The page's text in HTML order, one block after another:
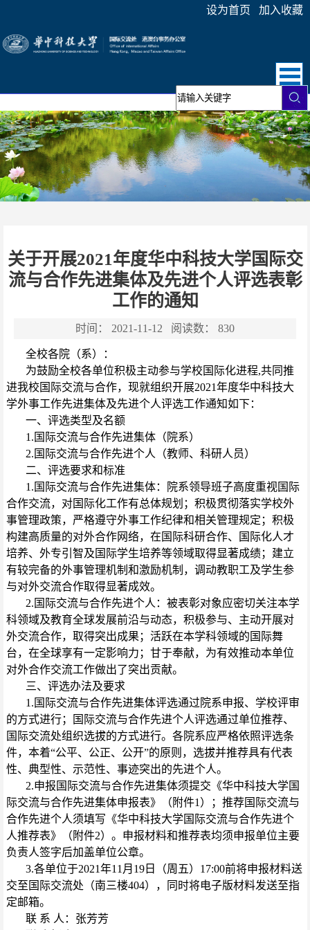
设为首页 加入收藏
关于开展2021年度华中科技大学国际交
流与合作先进集体及先进个人评选表彰
工作的通知
时间： 2021-11-12 阅读数：830
全校各院（系）：
为鼓励全校各单位积极主动参与学校国际化进程,共同推
进我校国际交流与合作，现就组织开展2021年度华中科技大
学外事工作先进集体及先进个人评选工作通知如下：
一、评选类型及名额
1.国际交流与合作先进集体（院系）
2.国际交流与合作先进个人（教师、科研人员）
二、评选要求和标准
1.国际交流与合作先进集体：院系领导班子高度重视国际
合作交流，对国际化工作有总体规划；积极贯彻落实学校外
事管理政策，严格遵守外事工作纪律和相关管理规定；积极
构建高质量的对外合作网络，在国际科研合作、国际化人才
培养、外专引智及国际学生培养等领域取得显著成绩；建立
有较完备的外事管理机制和激励机制，调动教职工及学生参
与对外交流合作取得显著成效。
2.国际交流与合作先进个人：被表彰对象应密切关注本学
科领域及教育全球发展前沿与动态，积极参与、主动开展对
外交流合作，取得突出成果；活跃在本学科领域的国际舞
台，在全球享有一定影响力；甘于奉献，为有效推动本单位
对外合作交流工作做出了突出贡献。
三、评选办法及要求
1.国际交流与合作先进集体评选通过院系申报、学校评审
的方式进行；国际交流与合作先进个人评选通过单位推荐、
国际交流处组织选拔的方式进行。各院系应严格依照评选条
件，本着“公平、公正、公开”的原则，选拔并推荐具有代表
性、典型性、示范性、事迹突出的先进个人。
2.申报国际交流与合作先进集体须提交《华中科技大学国
际交流与合作先进集体申报表》（附件1）；推荐国际交流与
合作先进个人须填写《华中科技大学国际交流与合作先进个
人推荐表》（附件2）。申报材料和推荐表均须申报单位主要
负责人签字后加盖单位公章。
3.各单位于2021年11月19日（周五）17:00前将申报材料送
交至国际交流处（南三楼404），同时将电子版材料发送至指
定邮箱。
联 系 人：张芳芳